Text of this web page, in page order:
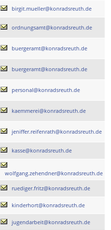
birgit.mueller@konradsreuth.de
ordnungsamt@konradsreuth.de
buergeramt@konradsreuth.de
buergeramt@konradsreuth.de
personal@konradsreuth.de
kaemmerei@konradsreuth.de
jeniffer.reifenrath@konradsreuth.de
kasse@konradsreuth.de
wolfgang.zehendner@konradsreuth.de
ruediger.fritz@konradsreuth.de
kinderhort@konradsreuth.de
jugendarbeit@konradsreuth.de